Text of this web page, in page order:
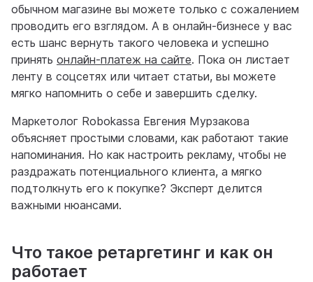
обычном магазине вы можете только с сожалением
проводить его взглядом. А в онлайн-бизнесе у вас
есть шанс вернуть такого человека и успешно
принять онлайн-платеж на сайте. Пока он листает
ленту в соцсетях или читает статьи, вы можете
мягко напомнить о себе и завершить сделку.
Маркетолог Robokassa Евгения Мурзакова
объясняет простыми словами, как работают такие
напоминания. Но как настроить рекламу, чтобы не
раздражать потенциального клиента, а мягко
подтолкнуть его к покупке? Эксперт делится
важными нюансами.
Что такое ретаргетинг и как он
работает